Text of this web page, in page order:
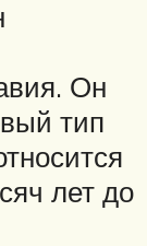
Он
тип
лет до